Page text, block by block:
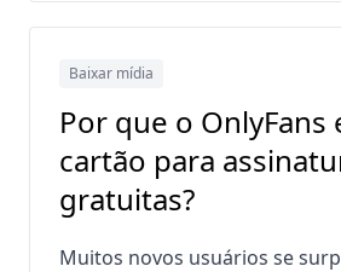
Baixar mídia
Por que o OnlyFans
cartão para
gratuitas?
Muitos novos usuários se